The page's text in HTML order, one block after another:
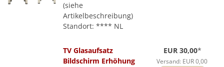
(siehe
Artikelbeschreibung)
Standort: **** NL
TV Glasaufsatz
Bildschirm Erhöhung
EUR 30,00*
Versand: EUR 0,00